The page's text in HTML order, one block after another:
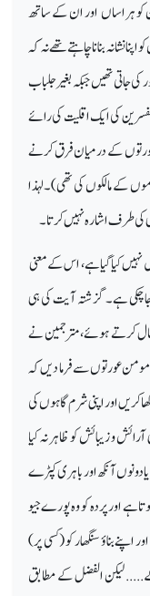
کو ہراساں اور ان کے ساتھ
نشانہ بنانا چاہتے تھے نہ کہ
جاتی تھیں جبکہ بغیر جلباب
مفسرین کی ایک اقلیت کی رائے
کے درمیان فرق کرنے
کے مالکوں کی تھی)۔ لہذا
کی طرف اشارہ نہیں کرتا۔
مضمون میں نہیں کیا گیا ہے، اس کے معنی
چکی ہے۔ گزشتہ آیت کی ہی
کرتے ہوئے، مترجمین نے
عورتوں سے فرما دیں کہ
کریں اور اپنی شرم گاہوں کی
و زیبائش کو ظاہر نہ کیا
دونوں آنکھ اور باہری کپڑے
ہے اور پردہ کو وہ پورے جیو
بناؤ سنگھار کو (کسی پر)
کے..... لیکن الفضل کے مطابق